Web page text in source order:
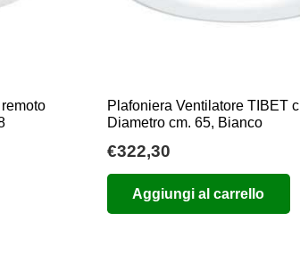
Plafoniera Ventilatore TIBET
Diametro cm. 65, Bianco
€322,30
Aggiungi al carrello